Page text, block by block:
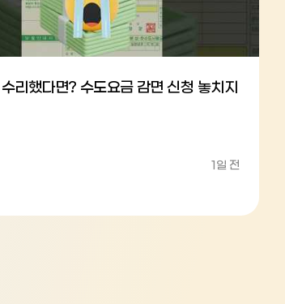
리했다면? 수도요금 감면 신청 놓치지
1일 전